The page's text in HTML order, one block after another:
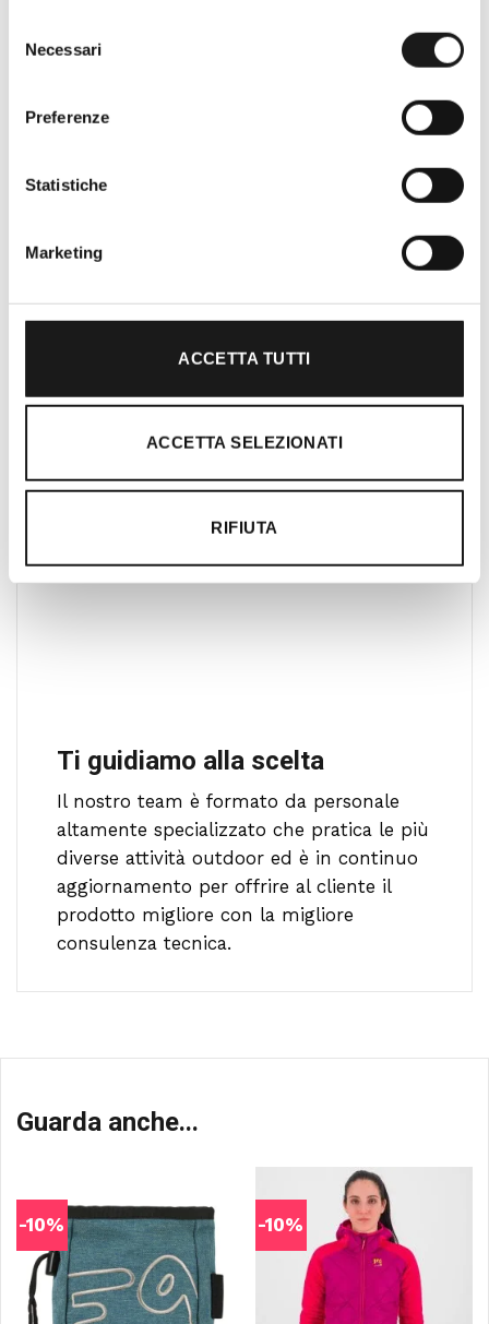
delNecessari
Preferenze
Statistiche
Marketing
ACCETTA TUTTI
ACCETTA SELEZIONATI
RIFIUTA
Nato nel 1990 con il nome di Rifugio
per amanti dell’outdoor a Roma e nel
Lazio. Da sempre soddisfiamo i nostri
clienti con professionalità, rendendo
gratificante.
Ti guidiamo alla scelta
Il nostro team è formato da personale
altamente specializzato che pratica le più
diverse attività outdoor ed è in continuo
aggiornamento per offrire al cliente il
prodotto migliore con la migliore
consulenza tecnica.
Guarda anche...
-10% -10%